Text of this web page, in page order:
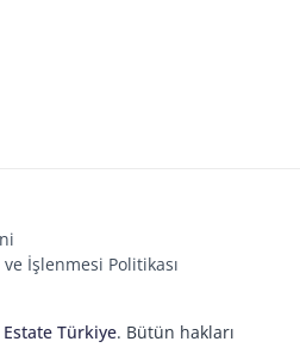
İşlenmesi Politikası
Estate Türkiye. Bütün hakları